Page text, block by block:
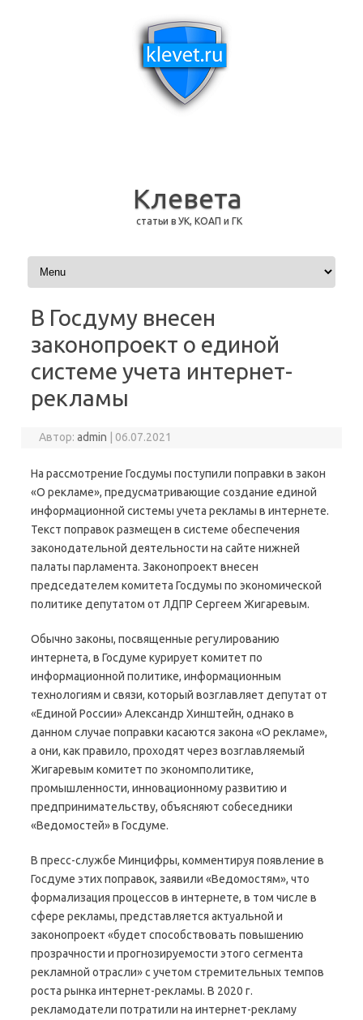
Клевета
статьи в УК, КОАП и ГК
Перейти к содержимому
В Госдуму внесен
законопроект о единой
системе учета интернет-
рекламы
Автор:admin 06.07.2021
На рассмотрение Госдумы поступили поправки в закон
«О рекламе», предусматривающие создание единой
информационной системы учета рекламы в интернете.
Текст поправок размещен в системе обеспечения
законодательной деятельности на сайте нижней
палаты парламента. Законопроект внесен
председателем комитета Госдумы по экономической
политике депутатом от ЛДПР Сергеем Жигаревым.
Обычно законы, посвященные регулированию
интернета, в Госдуме курирует комитет по
информационной политике, информационным
технологиям и связи, который возглавляет депутат от
«Единой России» Александр Хинштейн, однако в
данном случае поправки касаются закона «О рекламе»,
а они, как правило, проходят через возглавляемый
Жигаревым комитет по экономполитике,
промышленности, инновационному развитию и
предпринимательству, объясняют собеседники
«Ведомостей» в Госдуме.
В пресс-службе Минцифры, комментируя появление в
Госдуме этих поправок, заявили «Ведомостям», что
формализация процессов в интернете, в том числе в
сфере рекламы, представляется актуальной и
законопроект «будет способствовать повышению
прозрачности и прогнозируемости этого сегмента
рекламной отрасли» с учетом стремительных темпов
роста рынка интернет-рекламы. В 2020 г.
рекламодатели потратили на интернет-рекламу